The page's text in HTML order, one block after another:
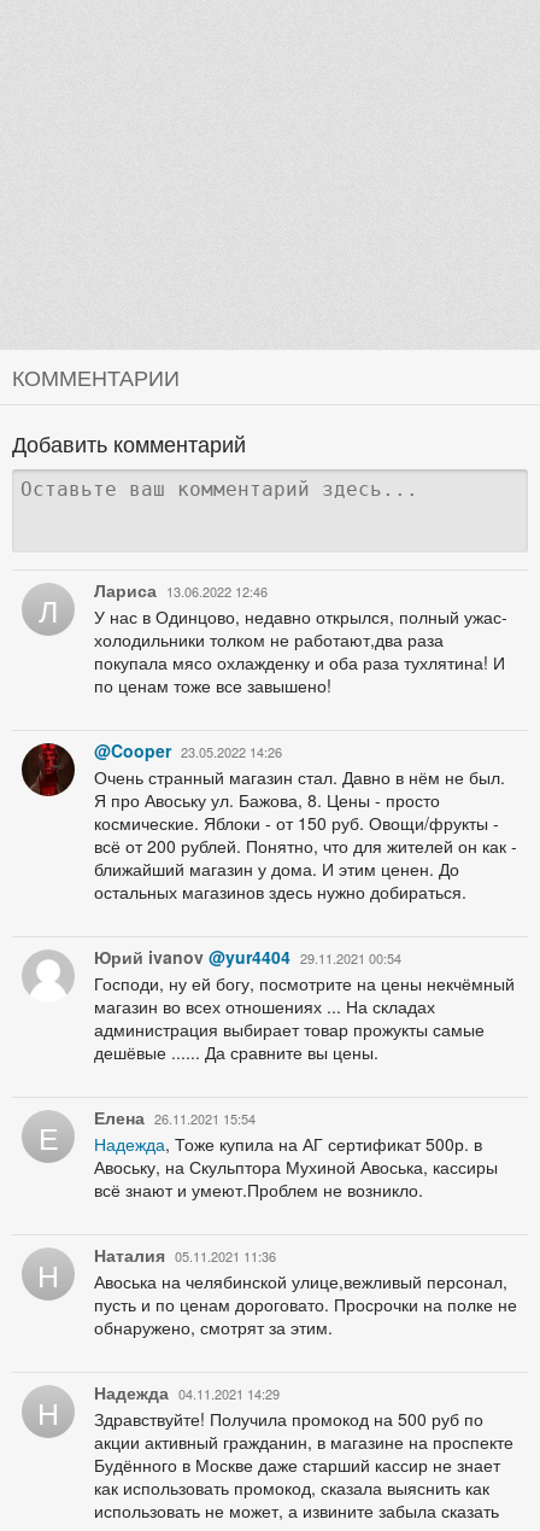
КОММЕНТАРИИ
Добавить комментарий
Л Лариса 13.06.2022 12:46
У нас в Одинцово, недавно открылся, полный ужас-
холодильники толком не работают,два раза
покупала мясо охлажденку и оба раза тухлятина! И
по ценам тоже все завышено!
@Cooper 23.05.2022 14:26
Очень странный магазин стал. Давно в нём не был.
Я про Авоську ул. Бажова, 8. Цены - просто
космические. Яблоки - от 150 руб. Овощи/фрукты -
всё от 200 рублей. Понятно, что для жителей он как -
ближайший магазин у дома. И этим ценен. До
остальных магазинов здесь нужно добираться.
Юрий ivanov @yur4404 29.11.2021 00:54
Господи, ну ей богу, посмотрите на цены некчёмный
магазин во всех отношениях ... На складах
администрация выбирает товар прожукты самые
дешёвые ...... Да сравните вы цены.
Е Елена 26.11.2021 15:54
Надежда, Тоже купила на АГ сертификат 500р. в
Авоську, на Скульптора Мухиной Авоська, кассиры
всё знают и умеют.Проблем не возникло.
Н Наталия 05.11.2021 11:36
Авоська на челябинской улице,вежливый персонал,
пусть и по ценам дороговато. Просрочки на полке не
обнаружено, смотрят за этим.
Н Надежда 04.11.2021 14:29
Здравствуйте! Получила промокод на 500 руб по
акции активный гражданин, в магазине на проспекте
Будённого в Москве даже старший кассир не знает
как использовать промокод, сказала выяснить как
использовать не может, а извините забыла сказать